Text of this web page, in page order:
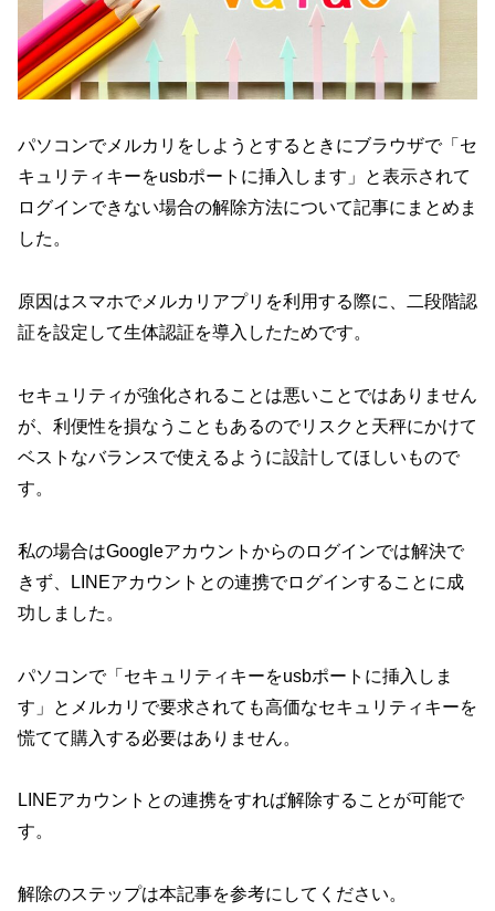
パソコンでメルカリをしようとするときにブラウザで「セ
キュリティキーをusbポートに挿入します」と表示されて
ログインできない場合の解除方法について記事にまとめま
した。
原因はスマホでメルカリアプリを利用する際に、二段階認
証を設定して生体認証を導入したためです。
セキュリティが強化されることは悪いことではありません
が、利便性を損なうこともあるのでリスクと天秤にかけて
ベストなバランスで使えるように設計してほしいもので
す。
私の場合はGoogleアカウントからのログインでは解決で
きず、LINEアカウントとの連携でログインすることに成
功しました。
パソコンで「セキュリティキーをusbポートに挿入しま
す」とメルカリで要求されても高価なセキュリティキーを
慌てて購入する必要はありません。
LINEアカウントとの連携をすれば解除することが可能で
す。
解除のステップは本記事を参考にしてください。